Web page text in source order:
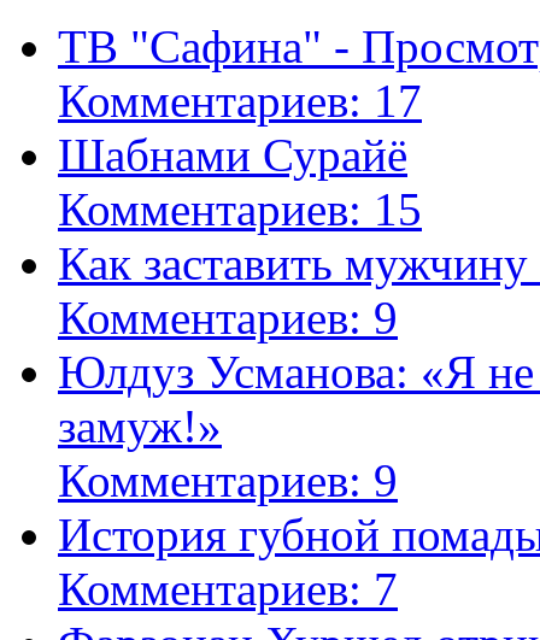
ТВ "Сафина" -
Комментариев: 17
Шабнами Сурайё
Комментариев: 15
Как заставить
Комментариев: 9
Юлдуз Усманова: «Я
замуж!»
Комментариев: 9
История губной
Комментариев: 7